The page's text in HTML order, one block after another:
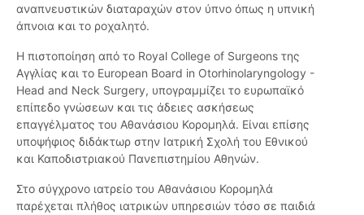
αναπνευστικών διαταραχών στον ύπνο όπως η υπνική
άπνοια και το ροχαλητό.
Η πιστοποίηση από το Royal College of Surgeons της
Αγγλίας και το European Board in Otorhinolaryngology -
Head and Neck Surgery, υπογραμμίζει το ευρωπαϊκό
επίπεδο γνώσεων και τις άδειες ασκήσεως
επαγγέλματος του Αθανάσιου Κορομηλά. Είναι επίσης
υποψήφιος διδάκτωρ στην Ιατρική Σχολή του Εθνικού
και Καποδιστριακού Πανεπιστημίου Αθηνών.
Στο σύγχρονο ιατρείο του Αθανάσιου Κορομηλά
παρέχεται πλήθος ιατρικών υπηρεσιών τόσο σε παιδιά